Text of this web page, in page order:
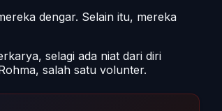
dengar. Selain itu, mereka
selagi ada niat dari diri
salah satu volunter.